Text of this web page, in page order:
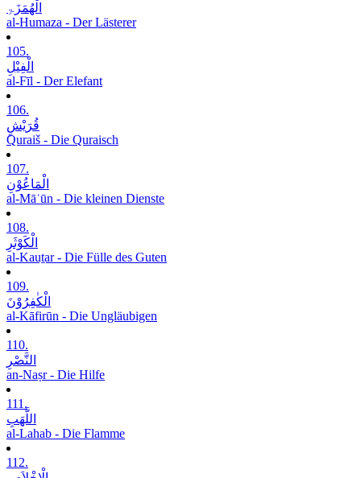
الْھُمَزَۃِ
al-Humaza - Der Lästerer
105.
الْفِیْلِ
al-Fīl - Der Elefant
106.
قُرَیْشٍ
Quraiš - Die Quraisch
107.
الْمَاعُوْنِ
al-Māʿūn - Die kleinen Dienste
108.
الْکَوْثَرِ
al-Kauṯar - Die Fülle des Guten
109.
الْکٰفِرُوْنَ
al-Kāfirūn - Die Ungläubigen
110.
النَّصْرِ
an-Naṣr - Die Hilfe
111.
اللَّھَبِ
al-Lahab - Die Flamme
112.